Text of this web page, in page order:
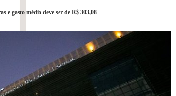
e gasto médio deve ser de R$ 303,08